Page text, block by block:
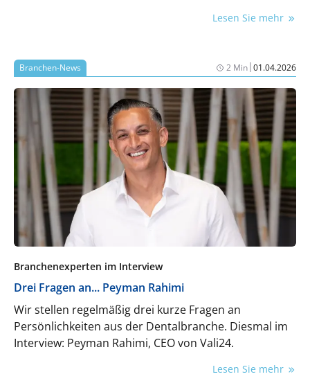
Lesen Sie mehr
Branchen-News 2 Min|01.04.2026
Branchenexperten im Interview
Drei Fragen an... Peyman Rahimi
Wir stellen regelmäßig drei kurze Fragen an
Persönlichkeiten aus der Dentalbranche. Diesmal im
Interview: Peyman Rahimi, CEO von Vali24.
Lesen Sie mehr